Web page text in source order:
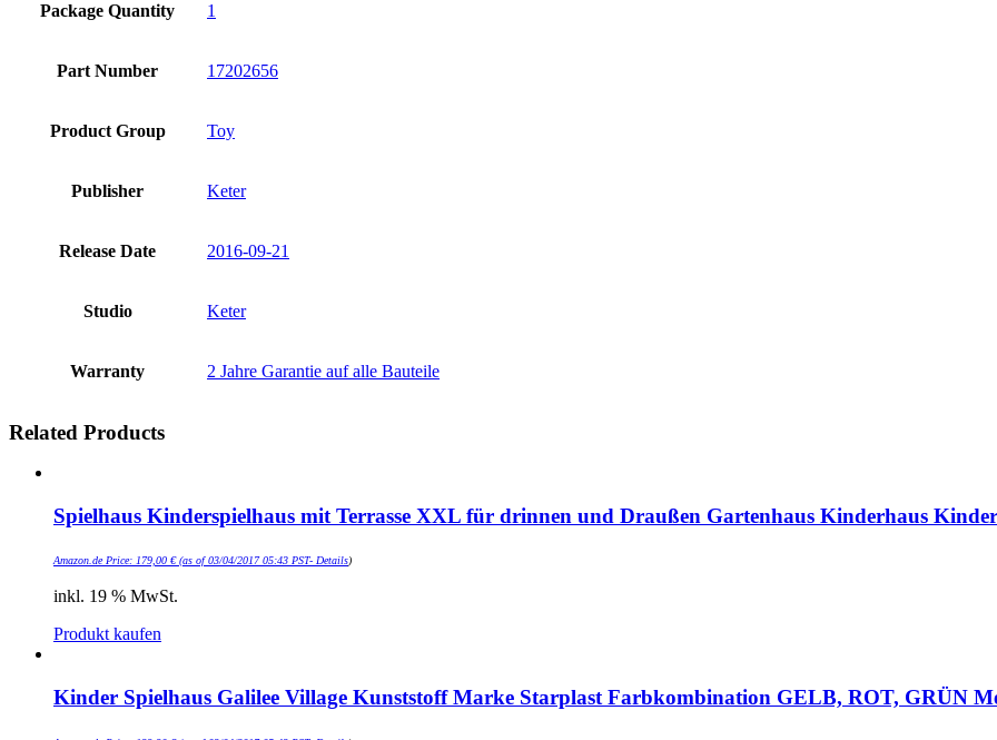
Package Quantity 1
Part Number 17202656
Product Group Toy
Publisher Keter
Release Date 2016-09-21
Studio Keter
Warranty 2 Jahre Garantie auf alle Bauteile
Related Products
Spielhaus Kinderspielhaus mit Terrasse XXL für drinnen und Draußen Gartenhaus Kinderhaus
Amazon.de Price: 179,00 €(as of 03/04/2017 05:43 PST- Details)
inkl. 19 % MwSt.
Produkt kaufen
Kinder Spielhaus Galilee Village Kunststoff Marke Starplast Farbkombination GELB, ROT, GRÜN